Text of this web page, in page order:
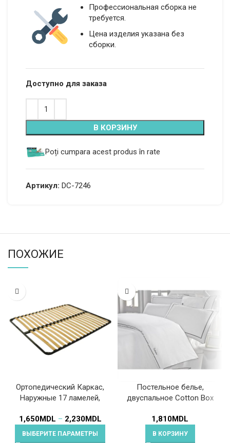
Профессиональная сборка не
требуется.
Цена изделия указана без
сборки.
Доступно для заказа
В КОРЗИНУ
Poți cumpara acest produs în rate
Артикул: DC-7246
ПОХОЖИЕ
Ортопедический Каркас,
Наружные 17 ламелей,
1,650MDL – 2,230MDL
ВЫБЕРИТЕ ПАРАМЕТРЫ
Постельное белье,
двуспальное Cotton Box
1,810MDL
В КОРЗИНУ